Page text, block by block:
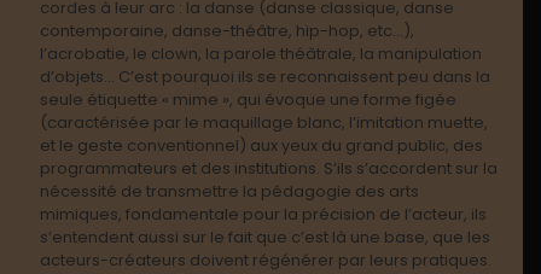
cordes à leur arc : la danse (danse classique, danse
contemporaine, danse-théâtre, hip-hop, etc…),
l’acrobatie, le clown, la parole théâtrale, la manipulation
d’objets… C’est pourquoi ils se reconnaissent peu dans la
seule étiquette « mime », qui évoque une forme figée
(caractérisée par le maquillage blanc, l’imitation muette,
et le geste conventionnel) aux yeux du grand public, des
programmateurs et des institutions. S’ils s’accordent sur la
nécessité de transmettre la pédagogie des arts
mimiques, fondamentale pour la précision de l’acteur, ils
s’entendent aussi sur le fait que c’est là une base, que les
acteurs-créateurs doivent régénérer par leurs pratiques.